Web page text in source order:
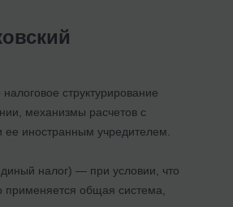
структурирование
механизмы расчетов с
ее иностранным учредителем.
налог) — при условии, что
применяется общая система,